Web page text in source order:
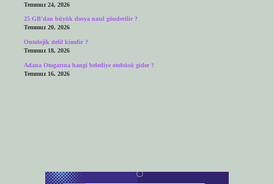
Temmuz 24, 2026
25 GB’dan büyük dosya nasıl gönderilir ?
Temmuz 20, 2026
Ontolojik delil kimdir ?
Temmuz 18, 2026
Adana Otogarına hangi belediye otobüsü gider ?
Temmuz 16, 2026